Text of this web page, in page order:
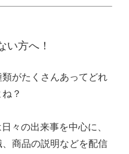
い方へ！
がたくさんあってどれ
？
々の出来事を中心に、
商品の説明などを配信